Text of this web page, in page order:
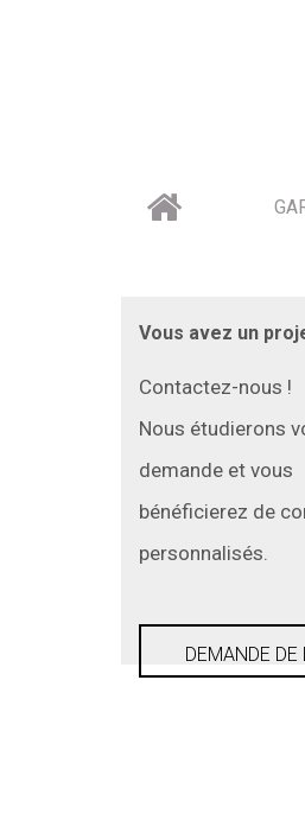
Vous avez un
Contactez-nous !
Nous étudierons
demande et vous
bénéficierez de
personnalisés.
DEMANDE DE